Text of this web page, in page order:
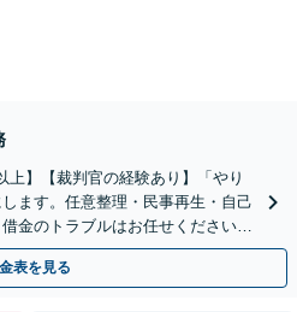
上】【裁判官の経験あり】「やり
ます。任意整理・民事再生・自己
金のトラブルはお任せください。
表を見る